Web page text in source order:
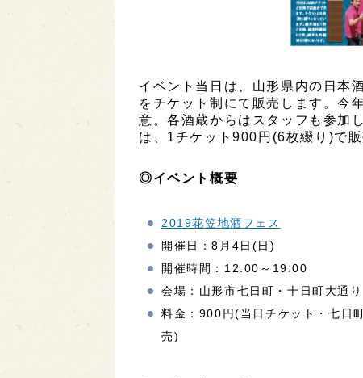
イベント当日は、山形県内の日本
をチケット制にて販売します。今
意。各酒蔵からはスタッフも参加
は、1チケット900円(6枚綴り)で
◎イベント概要
2019花笠地酒フェス
開催日：8月4日(日)
開催時間：12:00～19:00
会場：山形市七日町・十日町大通り
料金：900円(当日チケット・七日
売)